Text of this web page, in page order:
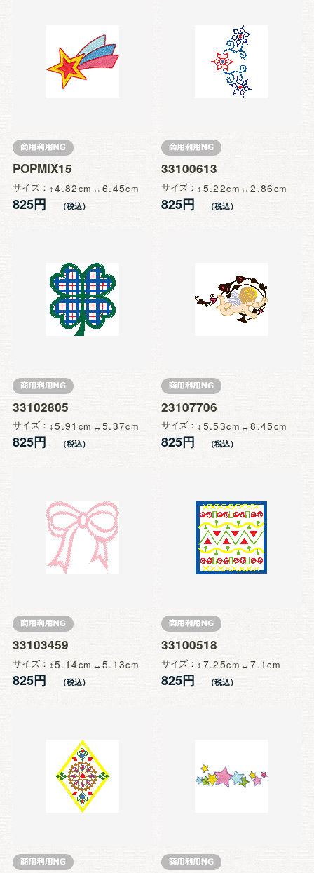
POPMIX15
サイズ 4.82 6.45
825円
33100613
サイズ 5.22 2.86
825円
33102805
サイズ 5.91 5.37
825円
23107706
サイズ 5.53 8.45
825円
33103459
サイズ 5.14 5.13
825円
33100518
サイズ 7.25 7.1
825円